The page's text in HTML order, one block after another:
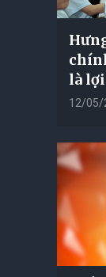
là
12/05/